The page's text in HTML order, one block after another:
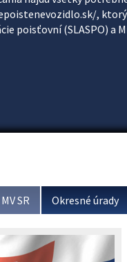
, ktorý
poisťovní (SLASPO) a
SR Okresné úrady